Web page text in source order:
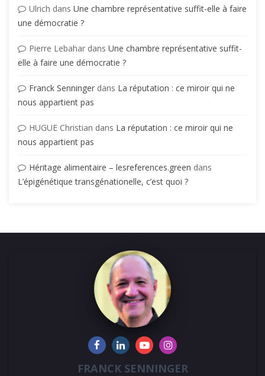
Ulrich dans Une chambre représentative suffit-elle à faire
une démocratie ?
Pierre Lebahar dans Une chambre représentative suffit-
elle à faire une démocratie ?
Franck Senninger dans La réputation : ce miroir qui ne
nous appartient pas
HUGUE Christian dans La réputation : ce miroir qui ne
nous appartient pas
Héritage alimentaire – lesreferences.green dans
L’épigénétique transgénationelle, c’est quoi ?
FRANCK SENNINGER